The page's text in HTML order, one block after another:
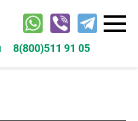
8(800)511 91 05